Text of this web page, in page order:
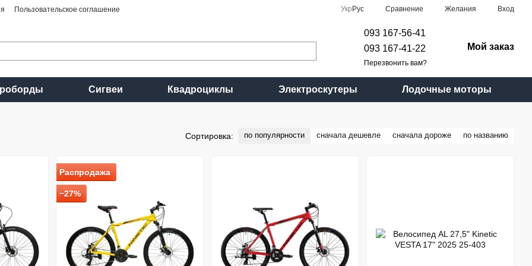
Пользовательское соглашение Укр Рус Сравнение Желания Вход
093 167-56-41
093 167-41-22
Перезвонить вам?
Мой заказ
Сигвеи Квадроциклы Электроскутеры Лодочные моторы
Сортировка: по популярности сначала дешевле сначала дороже по названию
Распродажа
−27%